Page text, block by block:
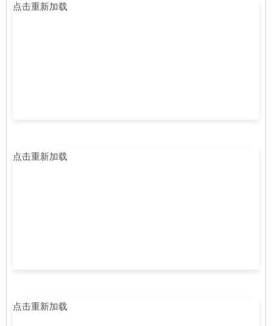
点击重新加载
点击重新加载
点击重新加载